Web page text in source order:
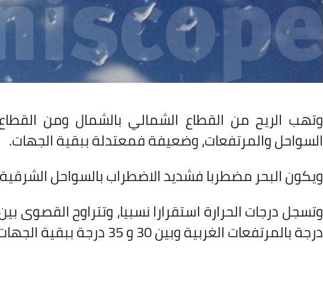
وتهب الريح من القطاع الشمالي بالشمال ومن
السواحل والمرتفعات، وضعيفة فمعتدلة ببقية الجهات.
ويكون البحر مضطربا فشديد الاضطراب بالسواحل
درجة بالمرتفعات الغربية وبين 30 و 35 درجة ببقية الجهات، وتصل الى 40 درجة بأقصى الجنوب